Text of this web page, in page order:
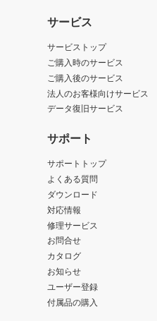
サービス
サービストップ
ご購入時のサービス
ご購入後のサービス
法人のお客様向けサービス
データ復旧サービス
サポート
サポートトップ
よくある質問
ダウンロード
対応情報
修理サービス
お問合せ
カタログ
お知らせ
ユーザー登録
付属品の購入